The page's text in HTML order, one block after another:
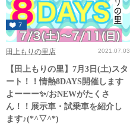
7
田上もりの里店 2021.07.03
【田上もりの里】7月3日(土)スタ
ート！！情熱8DAYS開催します
よーーー✨/おNEWがたくさ
ん！！展示車・試乗車を紹介し
ます♪(*^▽^*)